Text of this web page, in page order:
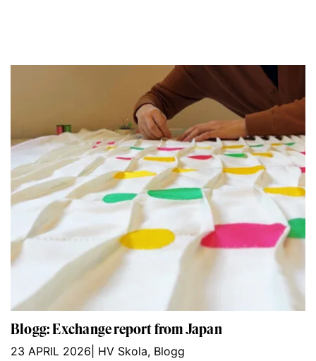
Blogg: Exchange report from Japan
23 APRIL 2026 HV Skola, Blogg